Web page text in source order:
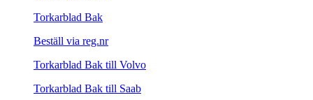
Torkarblad Bak
Beställ via reg.nr
Torkarblad Bak till Volvo
Torkarblad Bak till Saab